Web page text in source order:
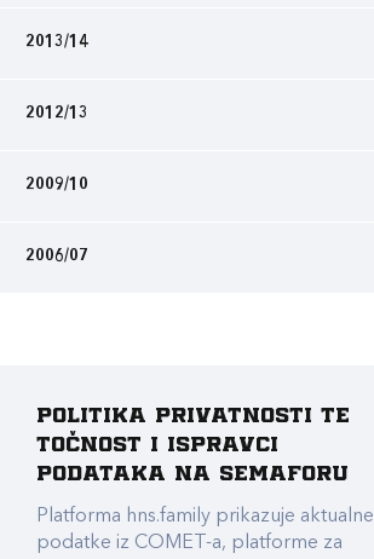
2013/14
2012/13
2009/10
2006/07
Politika privatnosti te
točnost i ispravci
podataka na Semaforu
Platforma hns.family prikazuje aktualne
podatke iz COMET-a, platforme za